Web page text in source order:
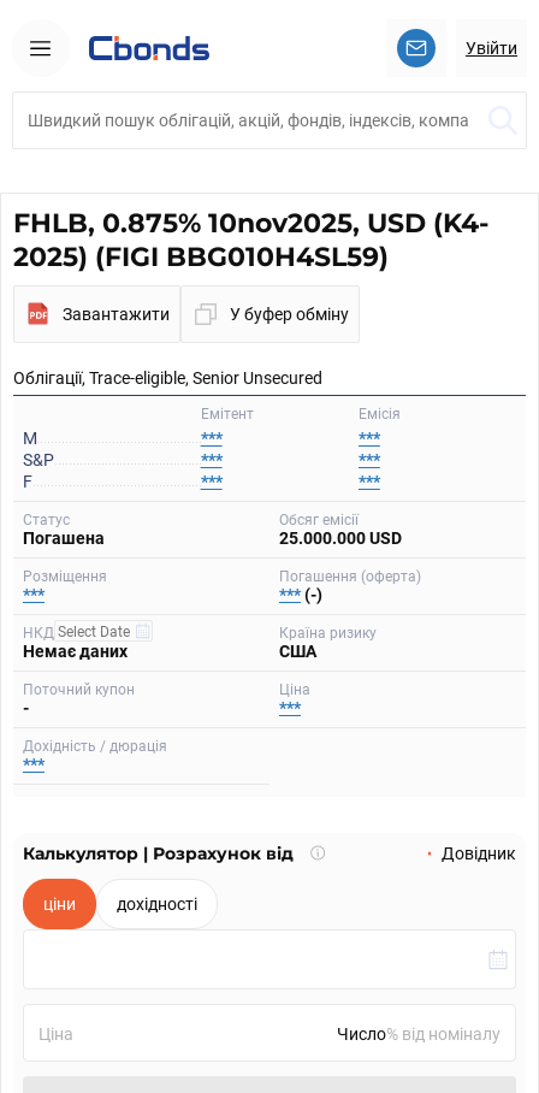
Увійти
FHLB, 0.875% 10nov2025, USD (K4-
2025) (FIGI BBG010H4SL59)
Завантажити У буфер обміну
Облігації, Trace-eligible, Senior Unsecured
Емісія
Емітент
M ***
***
S&P
***
***
F
***
***
Статус
Погашена
Обсяг емісії
25.000.000 USD
Розміщення
***
Погашення (оферта)
***(-)
НКД
Немає даних
Країна ризику
США
Поточний купон
-
Ціна
***
Дохідність / дюрація
***
Калькулятор | Розрахунок від
Що
Довідник
ціни дохідності
Ціна % від номіналу